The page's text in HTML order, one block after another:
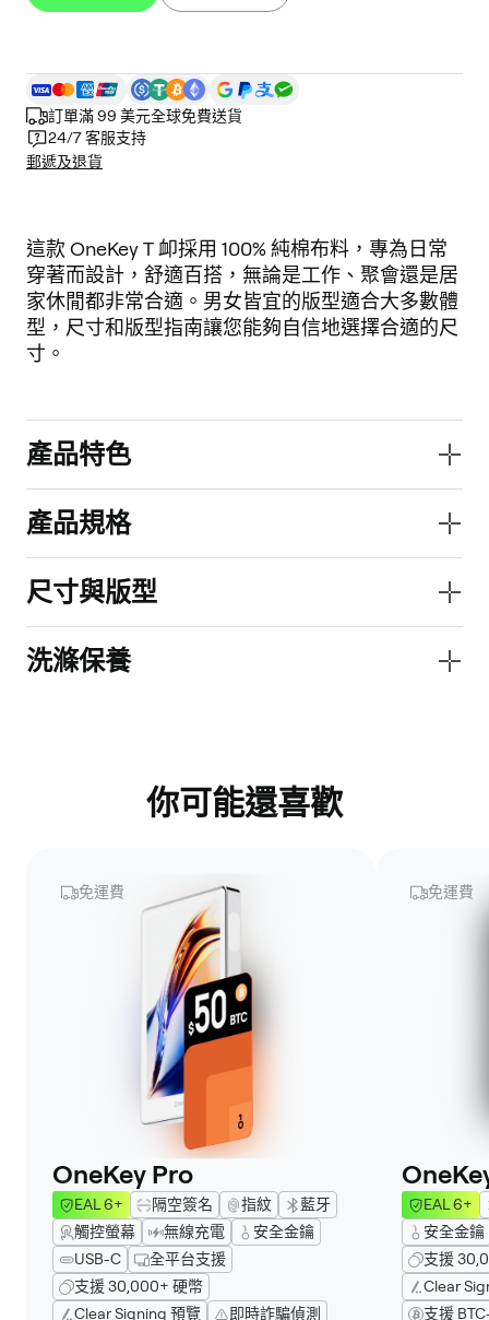
訂單滿 99 美元全球免費送貨
24/7 客服支持
郵遞及退貨
這款 OneKey T 卹採用 100% 純棉布料，專為日常
穿著而設計，舒適百搭，無論是工作、聚會還是居
家休閒都非常合適。男女皆宜的版型適合大多數體
型，尺寸和版型指南讓您能夠自信地選擇合適的尺
寸。
產品特色
產品規格
尺寸與版型
洗滌保養
你可能還喜歡
免運費
OneKey Pro
EAL 6+ 隔空簽名 指紋
藍牙
觸控螢幕
無線充電
安全金鑰
USB-C
全平台支援
支援 30,000+ 硬幣
Clear Signing 預覽
即時詐騙偵測
免運費
EAL 6+
安全金鑰
支援
Clear
支援